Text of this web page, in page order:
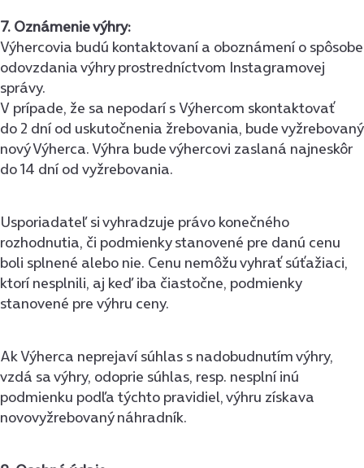
7. Oznámenie výhry:
Výhercovia budú kontaktovaní a oboznámení o spôsobe
odovzdania výhry prostredníctvom Instagramovej
správy.
V prípade, že sa nepodarí s Výhercom skontaktovať
do 2 dní od uskutočnenia žrebovania, bude vyžrebovaný
nový Výherca. Výhra bude výhercovi zaslaná najneskôr
do 14 dní od vyžrebovania.
Usporiadateľ si vyhradzuje právo konečného
rozhodnutia, či podmienky stanovené pre danú cenu
boli splnené alebo nie. Cenu nemôžu vyhrať súťažiaci,
ktorí nesplnili, aj keď iba čiastočne, podmienky
stanovené pre výhru ceny.
Ak Výherca neprejaví súhlas s nadobudnutím výhry,
vzdá sa výhry, odoprie súhlas, resp. nesplní inú
podmienku podľa týchto pravidiel, výhru získava
novovyžrebovaný náhradník.